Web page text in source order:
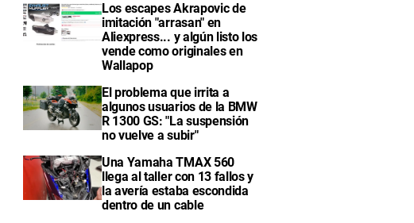
Los escapes Akrapovic de
imitación "arrasan" en
Aliexpress... y algún listo los
vende como originales en
Wallapop
El problema que irrita a
algunos usuarios de la BMW
R 1300 GS: "La suspensión
no vuelve a subir"
Una Yamaha TMAX 560
llega al taller con 13 fallos y
la avería estaba escondida
dentro de un cable